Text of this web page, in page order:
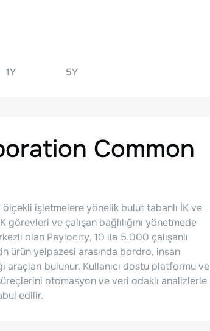
1Y 5Y
Common
işletmelere yönelik bulut tabanlı İK ve
ve çalışan bağlılığını yönetmede
olan Paylocity, 10 ila 5.000 çalışanlı
ürün yelpazesi arasında bordro, insan
bulunur. Kullanıcı dostu platformu ve
otomasyon ve veri odaklı analizlerle
edilir.